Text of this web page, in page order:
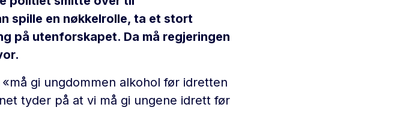
spille en nøkkelrolle, ta et stort
på utenforskapet. Da må regjeringen
gi ungdommen alkohol før idretten
tyder på at vi må gi ungene idrett før